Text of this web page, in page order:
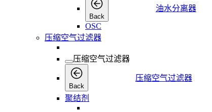
Back
油水分离器
OSC
压缩空气过滤器
压缩空气过滤器
Back
压缩空气过滤器
聚结剂